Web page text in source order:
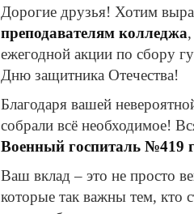
Дорогие друзья! Хотим
преподавателям колледжа
ежегодной акции по сбору
Дню защитника Отечества!
Благодаря вашей
собрали всё необходимое!
Военный госпиталь №419
Ваш вклад – это не просто
которые так важны тем, кто